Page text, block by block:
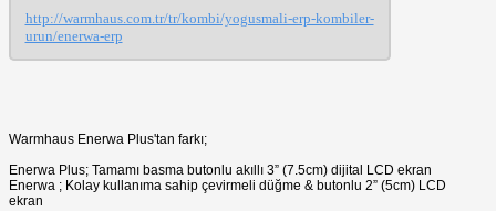
http://warmhaus.com.tr/tr/kombi/yogusmali-erp-kombiler-
urun/enerwa-erp
Warmhaus Enerwa Plus'tan farkı;
Enerwa Plus; Tamamı basma butonlu akıllı 3” (7.5cm) dijital LCD ekran
Enerwa ; Kolay kullanıma sahip çevirmeli düğme & butonlu 2” (5cm) LCD
ekran